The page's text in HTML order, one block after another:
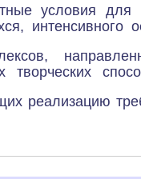
условия для
интенсивного
реализацию